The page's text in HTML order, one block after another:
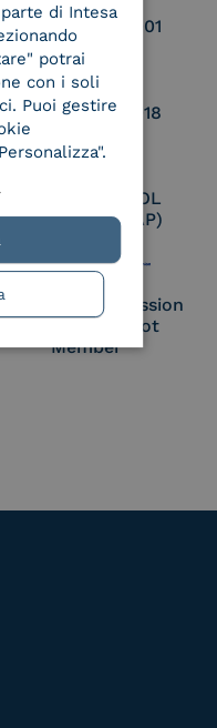
UNI EN ISO 27001
UNI EN ISO 27018
Certified PEPPOL
Access Point (AP)
Commission
Large Scale Pilot
Member
di Intesa
potrai
con i soli
Puoi gestire